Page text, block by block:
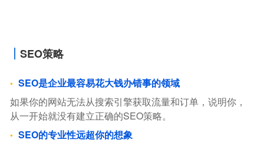
SEO策略
SEO是企业最容易花大钱办错事的领域
如果你的网站无法从搜索引擎获取流量和订单，说明你，
从一开始就没有建立正确的SEO策略。
SEO的专业性远超你的想象